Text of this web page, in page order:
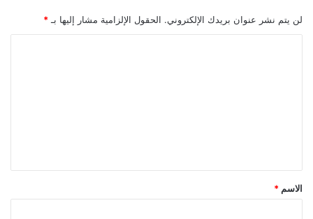
لن يتم نشر عنوان بريدك الإلكتروني. الحقول الإلزامية مشار إليها بـ *
ق
*
الاسم *